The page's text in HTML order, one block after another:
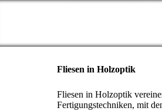
Fliesen in Holzoptik
Fliesen in Holzoptik
Fertigungstechniken, mit